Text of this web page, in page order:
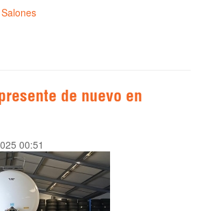
de nuevo en
00:51